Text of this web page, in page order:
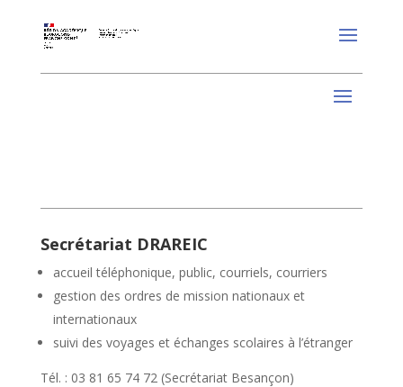
Secrétariat DRAREIC
accueil téléphonique, public, courriels, courriers
gestion des ordres de mission nationaux et
internationaux
suivi des voyages et échanges scolaires à l’étranger
Tél. : 03 81 65 74 72 (Secrétariat Besançon)